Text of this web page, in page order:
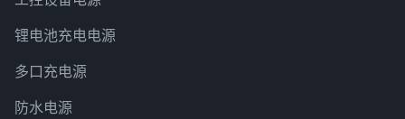
锂电池充电电源
多口充电源
防水电源